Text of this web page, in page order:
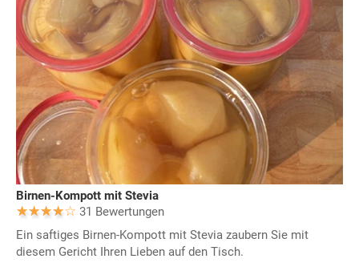
Birnen-Kompott mit Stevia
31 Bewertungen
Ein saftiges Birnen-Kompott mit Stevia zaubern Sie mit
diesem Gericht Ihren Lieben auf den Tisch.